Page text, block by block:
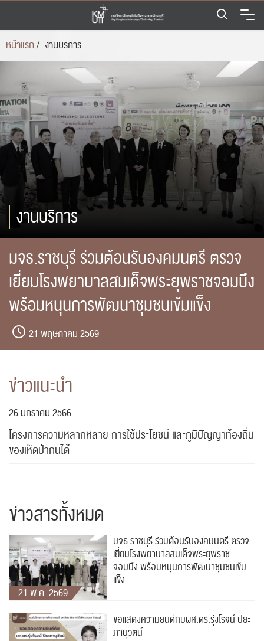
Skip
content
หน้าแรก/ งานบริการ
งานบริการ
มจธ.ราชบุรี ร่วมต้อนรับองคมนตรี ตรวจ
เยี่ยมโรงพยาบาลสมเด็จพระยุพราชจอมบึง
พร้อมหนุนการพัฒนาชุมชนเข้มแข็ง
21 พฤษภาคม 2569
ข่าวแนะนำ
26 มกราคม 2566
โครงการความหลากหลาย การใช้ประโยชน์ และภูมิปัญญาท้องถิ่น
ของเห็ดป่ากินได้
ข่าวสารทั้งหมด
21 พ.ค. 2569
มจธ.ราชบุรี ร่วมต้อนรับองคมนตรี ตรวจ
เยี่ยมโรงพยาบาลสมเด็จพระยุพราช
จอมบึง พร้อมหนุนการพัฒนาชุมชนเข้ม
แข็ง
ขอแสดงความยินดีกับผศ.ดร.รุ่งโรจน์ ปิยะ
ภานุวัตน์